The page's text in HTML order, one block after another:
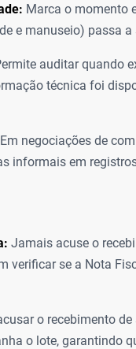
Marca o momento
e manuseio) passa a
auditar quando
técnica foi
Em negociações de
informais em
Jamais acuse o
verificar se a Nota
o recebimento
o lote, garantindo